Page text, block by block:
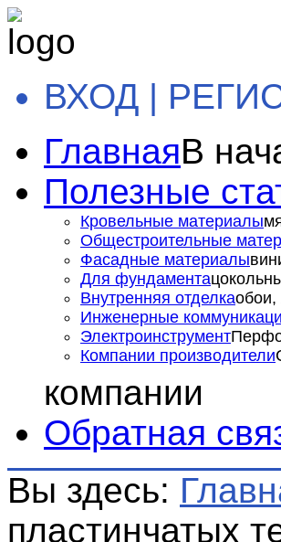
ВХОД |
ГлавнаяВ
Полезные
Кровельные материалы
Общестроительные
Фасадные материалы
Для фундамента
Внутренняя отделкаобои,
Инженерные
Электроинструмент
Компании производители
компании
Обратная
Вы здесь:
пластинчатых